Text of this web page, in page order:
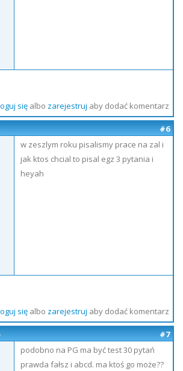
sięalbo zarejestruj aby dodać komentarz
#6
w zeszlym roku pisalismy prace na zal i
jak ktos chcial to pisal egz 3 pytania i
heyah
sięalbo zarejestruj aby dodać komentarz
#7
podobno na PG ma być test 30 pytań
prawda fałsz i abcd. ma ktoś go może??